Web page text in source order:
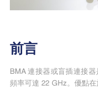
前言
BMA 連接器或盲插連接
頻率可達 22 GHz。優點